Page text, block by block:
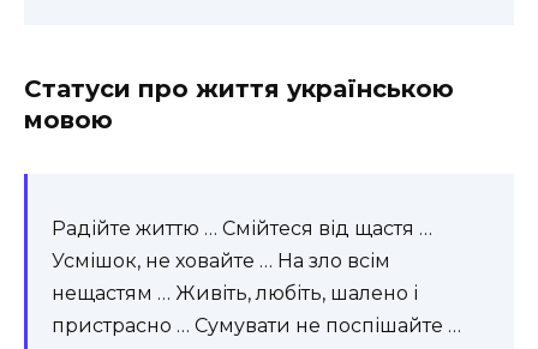
Cтатуси про життя українською
мовою
Радійте життю … Смійтеся від щастя …
Усмішок, не ховайте … На зло всім
нещастям … Живіть, любіть, шалено і
пристрасно … Сумувати не поспішайте …